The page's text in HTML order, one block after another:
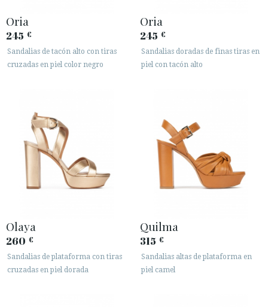
· TÉRMINOS Y CONDICIONES
· AVISO LEGAL
  
SECURE WEB SSL CERTIFICATE
Oria
245 €
Sandalias de tacón alto con tiras
cruzadas en piel color negro
Oria
245 €
Sandalias doradas de finas tiras en
piel con tacón alto
Olaya
260 €
Sandalias de plataforma con tiras
cruzadas en piel dorada
Quilma
315 €
Sandalias altas de plataforma en
piel camel